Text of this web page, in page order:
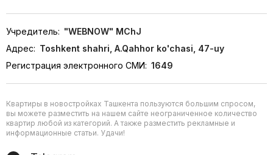
Учредитель: "WEBNOW" MChJ
Адрес: Toshkent shahri, A.Qahhor ko'chasi, 47-uy
Регистрация электронного СМИ: 1649
Квартиры в новостройках Ташкента пользуются большим спросом,
вы можете разместить на нашем сайте неограниченное количество
квартир любой из категорий. А также разместить рекламные и
информационные статьи. Удачи!